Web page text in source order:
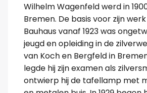
Wilhelm Wagenfeld werd in
Bremen. De basis voor zijn
Bauhaus vanaf 1923 was
jeugd en opleiding in de
van Koch en Bergfeld in
legde hij zijn examen als
ontwierp hij de tafellamp met